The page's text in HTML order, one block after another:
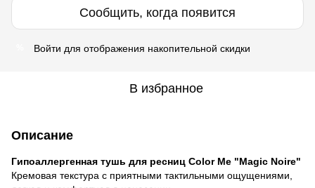
Сообщить, когда появится
Войти для отображения накопительной скидки
В избранное
Описание
Гипоаллергенная тушь для ресниц Color Me "Magic Noire"
Кремовая текстура с приятными тактильными ощущениями,